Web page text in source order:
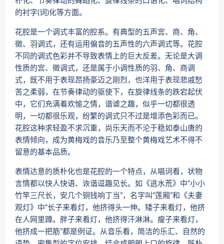
的衬字(词)化等方面。
花腔是一个调式丰富的腔系。有典型的五声宫、商、角、
徵、羽调式，还有运用偏音的五声性的六声调式等。花腔
不同的调式色彩并不导致表情上的巨大反差。无论是大调
性质的宫、徵调式，还是属于小调性质的羽、角、商调
式，既不用于表现昂扬豪迈之刚烈，也洋用于表现悲戚愁
苦之柔弱，在节奏律动的驱使下，在旋律线条的跌宕起伏
中，它们充满着欢愉之情，谐谑之趣，似乎一切都很透
明，一切都很乐观，纷繁的调式只不过是增添色彩而已。
花腔这种求轻盈不求沉重，尚乐天而不沦于稳如泰山唐的
表情倾向，成为黄梅戏的音乐乃至整个黄梅戏艺术不得不
留意的基本品质。
表情达意的质朴化也是花腔的一个特点，从唱词看，状物
言情都以快人快语、诙谐逗趣见长。如《逃水荒》中“小小
竹竿三尺长，安几个铜钱响丁当”，名字叫“莲厢”和《夫妻
观灯》中“长子来看灯，他挤得头一伸。矮子来看灯，他挤
在人网里蹲。胖子来看灯，他挤得汗淋淋。瘦子来看灯，
他挤成一把筋”都是例证。从音乐看，简洁的乐汇、自然的